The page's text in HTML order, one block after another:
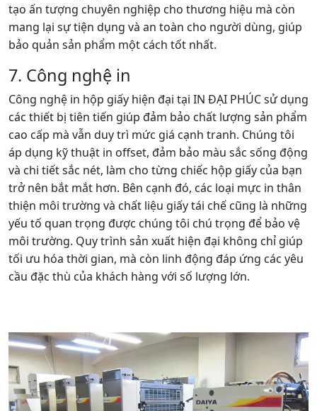
tạo ấn tượng chuyên nghiệp cho thương hiệu mà còn
mang lại sự tiện dụng và an toàn cho người dùng, giúp
bảo quản sản phẩm một cách tốt nhất.
7. Công nghệ in
Công nghệ in hộp giấy hiện đại tại IN ĐẠI PHÚC sử dụng
các thiết bị tiên tiến giúp đảm bảo chất lượng sản phẩm
cao cấp mà vẫn duy trì mức giá cạnh tranh. Chúng tôi
áp dụng kỹ thuật in offset, đảm bảo màu sắc sống động
và chi tiết sắc nét, làm cho từng chiếc hộp giấy của bạn
trở nên bắt mắt hơn. Bên cạnh đó, các loại mực in thân
thiện môi trường và chất liệu giấy tái chế cũng là những
yếu tố quan trọng được chúng tôi chú trọng để bảo vệ
môi trường. Quy trình sản xuất hiện đại không chỉ giúp
tối ưu hóa thời gian, mà còn linh động đáp ứng các yêu
cầu đặc thù của khách hàng với số lượng lớn.